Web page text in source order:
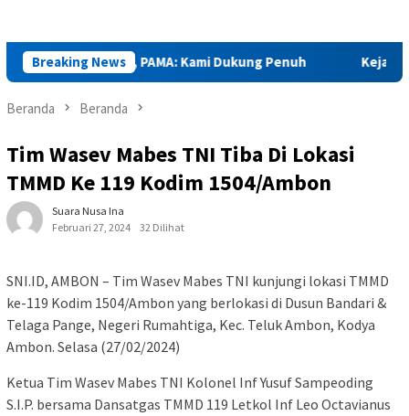
Breaking News
PLN MMU, PAMA: Kami Dukung Penuh Kejaksaan
Beranda Beranda
Tim Wasev Mabes TNI Tiba Di Lokasi
TMMD Ke 119 Kodim 1504/Ambon
Suara Nusa Ina
Februari 27, 2024
32 Dilihat
SNI.ID, AMBON – Tim Wasev Mabes TNI kunjungi lokasi TMMD
ke-119 Kodim 1504/Ambon yang berlokasi di Dusun Bandari &
Telaga Pange, Negeri Rumahtiga, Kec. Teluk Ambon, Kodya
Ambon. Selasa (27/02/2024)
Ketua Tim Wasev Mabes TNI Kolonel Inf Yusuf Sampeoding
S.I.P. bersama Dansatgas TMMD 119 Letkol Inf Leo Octavianus